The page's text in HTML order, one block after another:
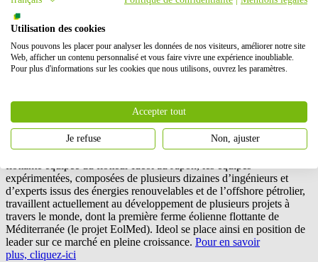
économiques locales et réduire les coûts sur l’ensemble du cycle de
vie, de la construction à l’exploitation et le démantèlement. Elle
permet le développement de projets éoliens en mer sans contrainte
de profondeur ou de sols, à la recherche des sites bénéficiant des
meilleurs gisements de vents. A l’absence d’impact visuel loin des
côtes, s’ajoute ainsi l’opportunité d’accroître la production de
produite.
Après la mise en service en septembre 2018 de la première éolienne
en mer en France (le projet FLOATGEN, installé au large du
Croisic et équipé du flotteur Ideol) et d'une seconde éolienne
flottante équipée du flotteur Ideol au Japon, les équipes
expérimentées, composées de plusieurs dizaines d’ingénieurs et
d’experts issus des énergies renouvelables et de l’offshore pétrolier,
travaillent actuellement au développement de plusieurs projets à
travers le monde, dont la première ferme éolienne flottante de
Méditerranée (le projet EolMed). Ideol se place ainsi en position de
leader sur ce marché en pleine croissance. Pour en savoir
plus, cliquez-ici
Utilisation des cookies
Nous pouvons les placer pour analyser les données de nos visiteurs, améliorer notre site
Web, afficher un contenu personnalisé et vous faire vivre une expérience inoubliable.
Pour plus d'informations sur les cookies que nous utilisons, ouvrez les paramètres.
Accepter tout
Je refuse Non, ajuster